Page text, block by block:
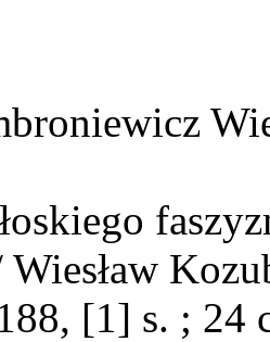
Wiesław
[1] s. ; 24